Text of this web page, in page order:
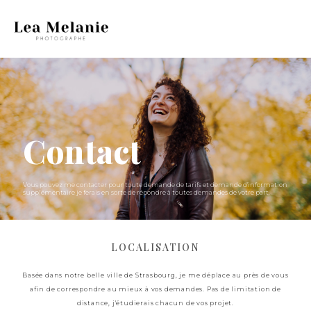
Contact
Vous pouvez me contacter pour toute demande de tarifs et demande d'information
supplémentaire je ferais en sorte de répondre à toutes demandes de votre part.
LOCALISATION
Basée dans notre belle ville de Strasbourg, je me déplace au près de vous
afin de correspondre au mieux à vos demandes. Pas de limitation de
distance, j'étudierais chacun de vos projet.